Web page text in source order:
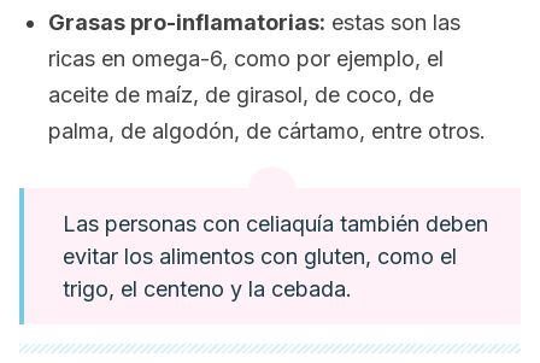
Grasas pro-inflamatorias: estas son las
ricas en omega-6, como por ejemplo, el
aceite de maíz, de girasol, de coco, de
palma, de algodón, de cártamo, entre otros.
Las personas con celiaquía también deben
evitar los alimentos con gluten, como el
trigo, el centeno y la cebada.